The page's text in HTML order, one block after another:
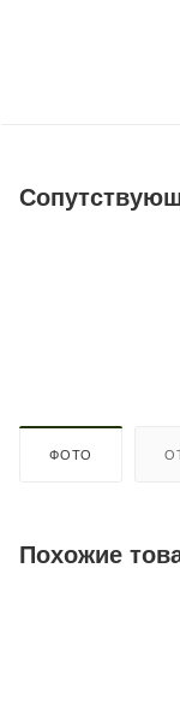
ФОТО
Похожие